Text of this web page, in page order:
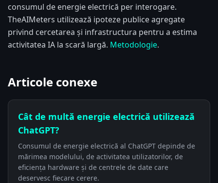
consumul de energie electrică per interogare.
TheAIMeters utilizează ipoteze publice agregate
privind cercetarea și infrastructura pentru a estima
activitatea IA la scară largă. Metodologie.
Articole conexe
Cât de multă energie electrică utilizează
ChatGPT?
Consumul de energie electrică al ChatGPT depinde de
mărimea modelului, de activitatea utilizatorilor, de
eficiența hardware și de centrele de date care
deservesc fiecare cerere.